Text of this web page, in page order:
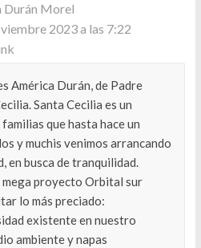
Durán Morel
2023 a las 7:22
América Durán, de Padre
Santa Cecilia es un
que hasta hace un
y muchis venimos arrancando
en busca de tranquilidad.
proyecto Orbital sur
lo más preciado:
existente en nuestro
ambiente y napas